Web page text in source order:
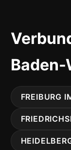
FREIBURG